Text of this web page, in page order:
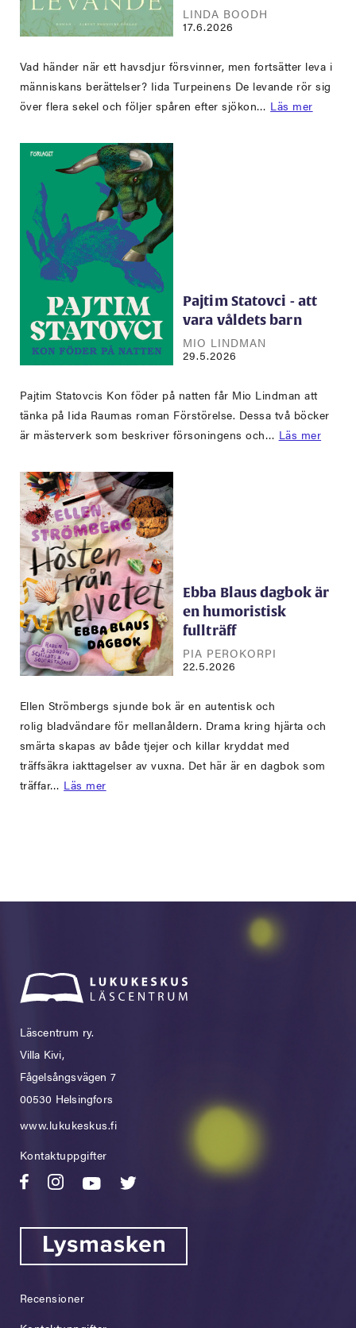
LINDA BOODH
17.6.2026
Vad händer när ett havsdjur försvinner, men fortsätter leva i
människans berättelser? Iida Turpeinens De levande rör sig
över flera sekel och följer spåren efter sjökon… Läs mer
Pajtim Statovci - att
vara våldets barn
MIO LINDMAN
29.5.2026
Pajtim Statovcis Kon föder på natten får Mio Lindman att
tänka på Iida Raumas roman Förstörelse. Dessa två böcker
är mästerverk som beskriver försoningens och… Läs mer
Ebba Blaus dagbok är
en humoristisk
fullträff
PIA PEROKORPI
22.5.2026
Ellen Strömbergs sjunde bok är en autentisk och
rolig bladvändare för mellanåldern. Drama kring hjärta och
smärta skapas av både tjejer och killar kryddat med
träffsäkra iakttagelser av vuxna. Det här är en dagbok som
träffar… Läs mer
Läscentrum ry.
Villa Kivi,
Fågelsångsvägen 7
00530 Helsingfors
www.lukukeskus.fi
Kontaktuppgifter
Recensioner